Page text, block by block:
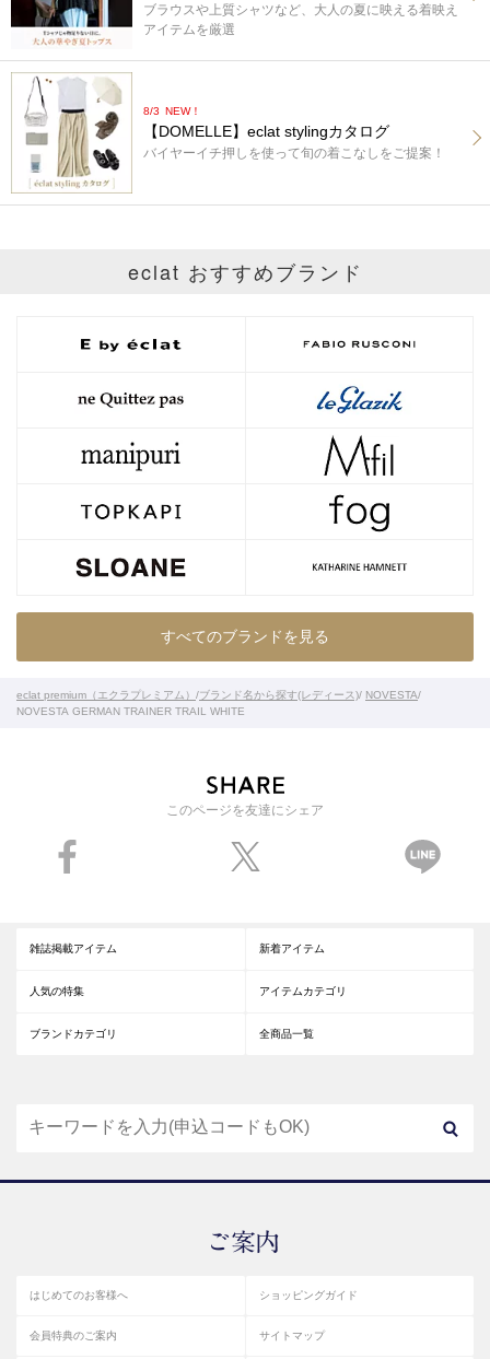
このページを友達にシェア
ブラウスや上質シャツなど、大人の夏に映える着映え
アイテムを厳選
8/3 NEW！
【DOMELLE】eclat stylingカタログ
バイヤーイチ押しを使って旬の着こなしをご提案！
eclat おすすめブランド
すべてのブランドを見る
eclat premium（エクラプレミアム） /ブランド名から探す(レディース)/ NOVESTA/
NOVESTA GERMAN TRAINER TRAIL WHITE
雑誌掲載アイテム 新着アイテム
人気の特集 アイテムカテゴリ
ブランドカテゴリ 全商品一覧
はじめてのお客様へ ショッピングガイド
会員特典のご案内 サイトマップ